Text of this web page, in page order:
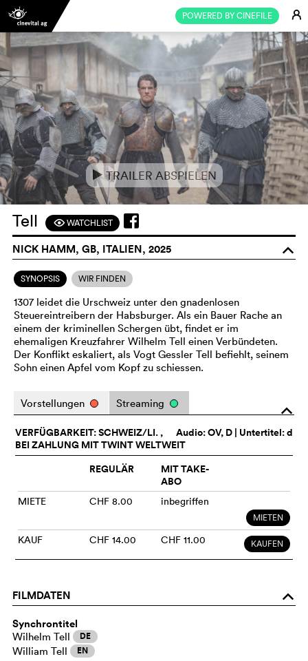
POWERED BY CINEFILE E
eTRAILER ABSPIELEN
Tell FWATCHLIST
NICK HAMM, GB, ITALIEN, 2025 o
SYNOPSIS WIR FINDEN
1307 leidet die Urschweiz unter den gnadenlosen
Steuereintreibern der Habsburger. Als ein Bauer Rache an
einem der kriminellen Schergen übt, findet er im
ehemaligen Kreuzfahrer Wilhelm Tell einen Verbündeten.
Der Konflikt eskaliert, als Vogt Gessler Tell befiehlt, seinem
Sohn einen Apfel vom Kopf zu schiessen.
o
Vorstellungen Streaming
Audio:OV, D | Untertitel: d
VERFÜGBARKEIT: SCHWEIZ/LI. ,
BEI ZAHLUNG MIT TWINT WELTWEIT
REGULÄR
MIT TAKE-
ABO
MIETE CHF 8.00 inbegriffen
MIETEN
KAUF CHF 14.00 CHF 11.00 KAUFEN
FILMDATEN o
Synchrontitel
Wilhelm Tell DE
William Tell EN